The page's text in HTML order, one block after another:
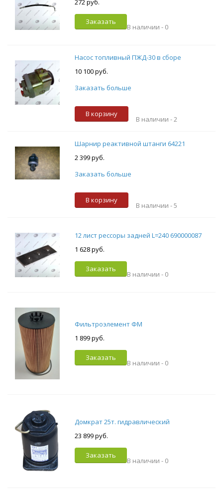
272 руб.
Заказать
В наличии - 0
Насос топливный ПЖД-30 в сборе
10 100 руб.
Заказать больше
В корзину
В наличии - 2
Шарнир реактивной штанги 64221
2 399 руб.
Заказать больше
В корзину
В наличии -5
12 лист рессоры задней L=240 690000087
1 628 руб.
Заказать
В наличии - 0
Фильтроэлемент ФМ
1 899 руб.
Заказать
В наличии - 0
Домкрат 25т. гидравлический
23 899 руб.
Заказать
В наличии - 0